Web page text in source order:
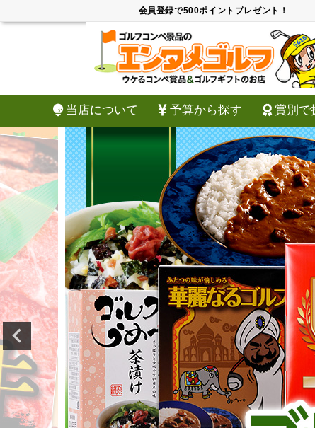
会員登録で500ポイントプレゼント！
当店について 予算から探す 賞別で